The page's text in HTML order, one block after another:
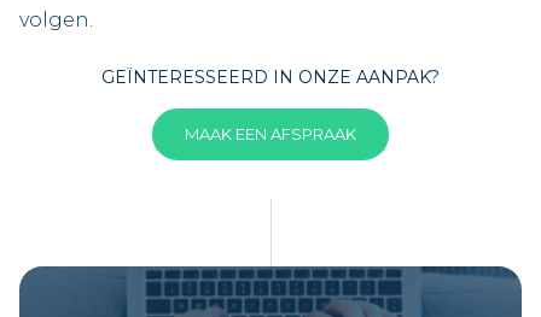
volgen.
GEÏNTERESSEERD IN ONZE AANPAK?
MAAK EEN AFSPRAAK